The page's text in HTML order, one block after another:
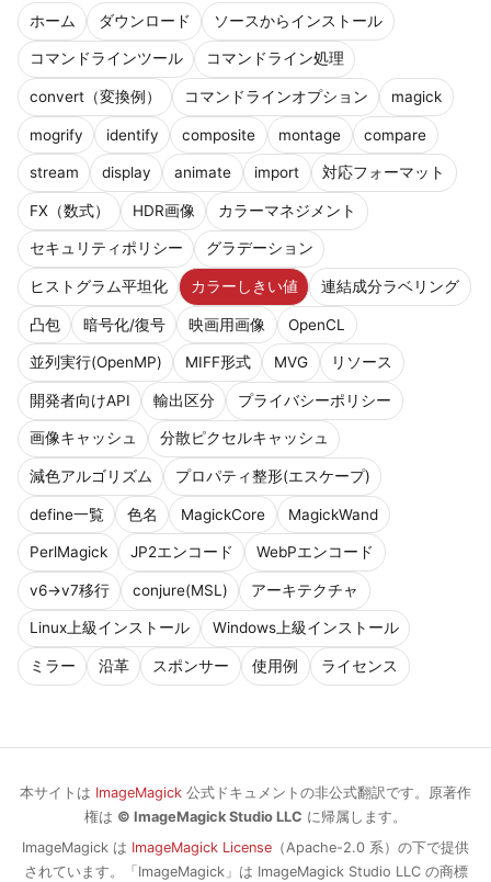
ホーム ダウンロード ソースからインストール
コマンドラインツール コマンドライン処理
convert（変換例） コマンドラインオプション magick
mogrify identify composite montage compare
stream display animate import 対応フォーマット
FX（数式） HDR画像 カラーマネジメント
セキュリティポリシー グラデーション
ヒストグラム平坦化 カラーしきい値 連結成分ラベリング
凸包 暗号化/復号 映画用画像 OpenCL
並列実行(OpenMP) MIFF形式 MVG リソース
開発者向けAPI 輸出区分 プライバシーポリシー
画像キャッシュ 分散ピクセルキャッシュ
減色アルゴリズム プロパティ整形(エスケープ)
define一覧 色名 MagickCore MagickWand
PerlMagick JP2エンコード WebPエンコード
v6→v7移行 conjure(MSL) アーキテクチャ
Linux上級インストール Windows上級インストール
ミラー 沿革 スポンサー 使用例 ライセンス
本サイトは ImageMagick 公式ドキュメントの非公式翻訳です。原著作
権は © ImageMagick Studio LLC に帰属します。
ImageMagick は ImageMagick License （Apache-2.0 系）の下で提供
されています。「ImageMagick」は ImageMagick Studio LLC の商標